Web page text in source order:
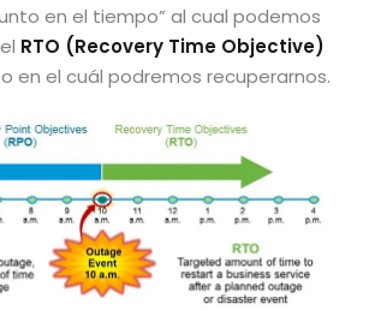
en el tiempo” al cual podemos
RTO (Recovery Time Objective)
en el cuál podremos recuperarnos.